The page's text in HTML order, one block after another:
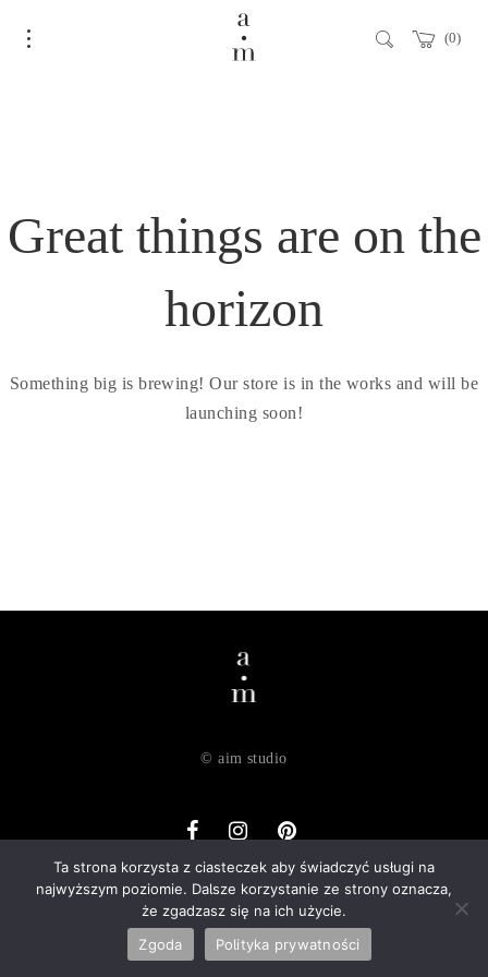
0
Great things are on the
horizon
Something big is brewing! Our store is in the works and will be
launching soon!
Ta strona korzysta z ciasteczek aby świadczyć usługi na
najwyższym poziomie. Dalsze korzystanie ze strony oznacza,
że zgadzasz się na ich użycie.
Zgoda
Polityka prywatności
© aim studio
o nas dostawa zwroty regulamin
polityka prywatności
kontakt